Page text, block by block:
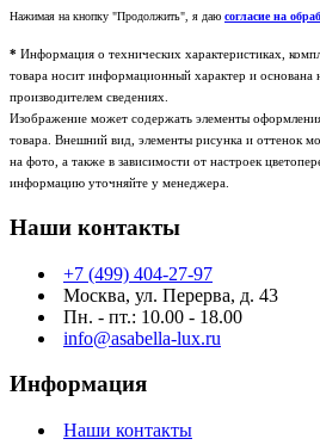
Нажимая на кнопку "Продолжить", я даю согласие на
* Информация о технических характеристиках,
товара носит информационный характер и основана
производителем сведениях.
Изображение может содержать элементы
товара. Внешний вид, элементы рисунка и оттенок
на фото, а также в зависимости от настроек
информацию уточняйте у менеджера.
Наши контакты
+7 (499) 404-27-97
Москва, ул. Перерва, д. 43
Пн. - пт.: 10.00 - 18.00
info@asabella-lux.ru
Информация
Наши контакты